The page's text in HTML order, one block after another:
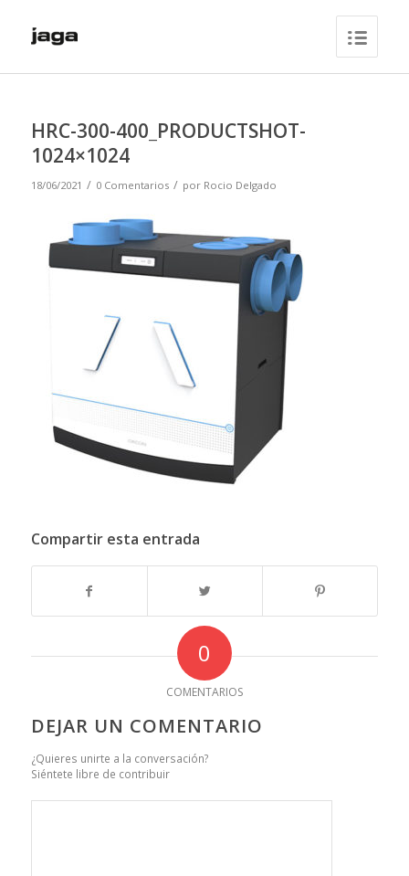
HRC-300-400_PRODUCTSHOT-
1024×1024
18/06/2021 / 0 Comentarios / por Rocio Delgado
Compartir esta entrada
0
COMENTARIOS
DEJAR UN COMENTARIO
¿Quieres unirte a la conversación?
Siéntete libre de contribuir